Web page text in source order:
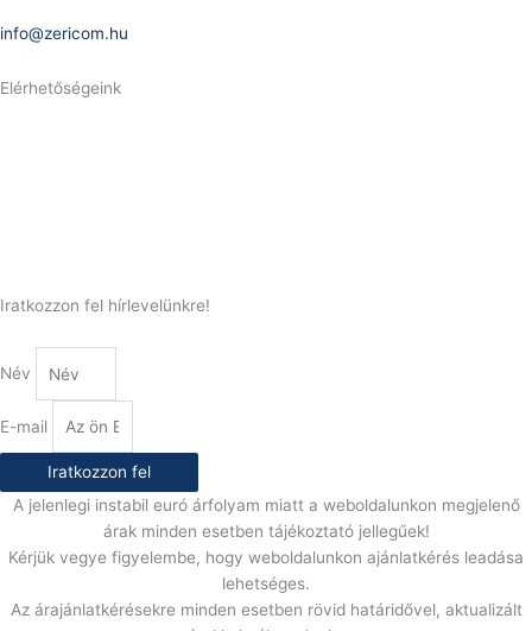
info@zericom.hu
Elérhetőségeink
Iratkozzon fel hírlevelünkre!
Név
E-mail
Iratkozzon fel
A jelenlegi instabil euró árfolyam miatt a weboldalunkon megjelenő
árak minden esetben tájékoztató jellegűek!
Kérjük vegye figyelembe, hogy weboldalunkon ajánlatkérés leadása
lehetséges.
Az árajánlatkérésekre minden esetben rövid határidővel, aktualizált